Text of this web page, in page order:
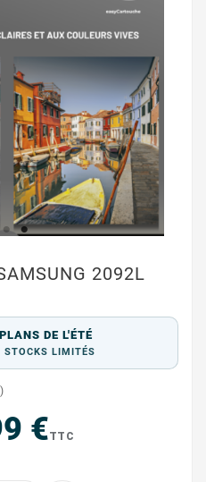
2092L
DE L'ÉTÉ
STOCKS LIMITÉS
€TTC